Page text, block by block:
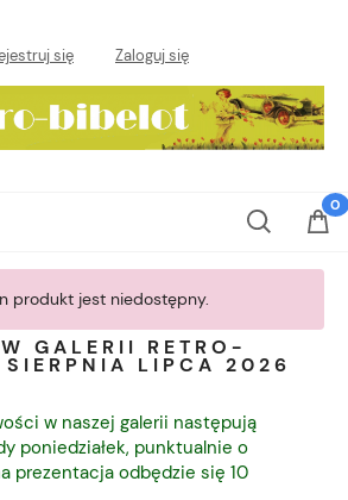
się Zaloguj się
produkt jest niedostępny.
GALERII RETRO-
SIERPNIA LIPCA 2026
w naszej galerii następują
poniedziałek, punktualnie o
prezentacja odbędzie się 10